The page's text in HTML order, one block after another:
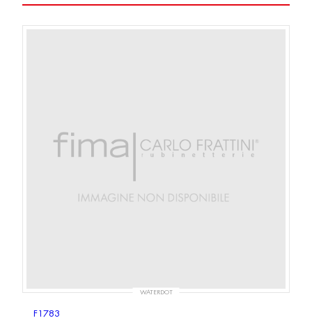
WATERDOT
F1783